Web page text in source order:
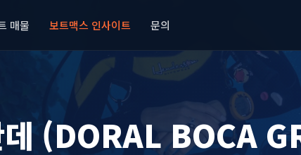
매물 보트맥스 인사이트 문의
데 (DORAL BOCA